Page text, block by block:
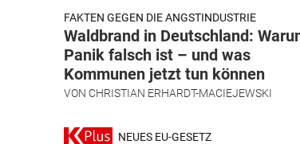
FAKTEN GEGEN DIE ANGSTINDUSTRIE
Waldbrand in Deutschland:
Panik falsch ist – und was
Kommunen jetzt tun können
VON CHRISTIAN ERHARDT-MACIEJEWSKI
NEUES EU-GESETZ